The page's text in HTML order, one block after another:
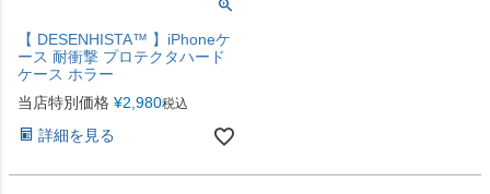
【 DESENHISTA™ 】iPhoneケ
ース 耐衝撃 プロテクタハード
ケース ホラー
当店特別価格 ¥2,980税込
詳細を見る